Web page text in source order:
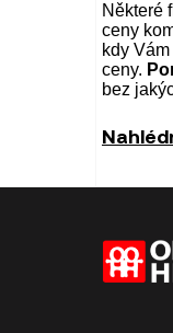
Některé
ceny
kdy
ceny.
bez